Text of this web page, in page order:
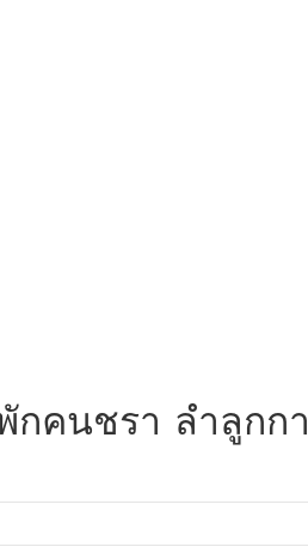
คนชรา ลำลูกก